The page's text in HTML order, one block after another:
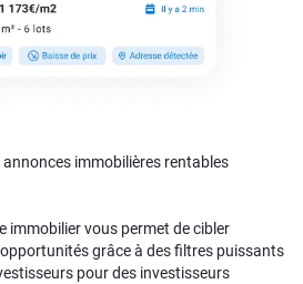
immobilières rentables
immobilier vous permet de cibler
grâce à des filtres puissants
pour des investisseurs